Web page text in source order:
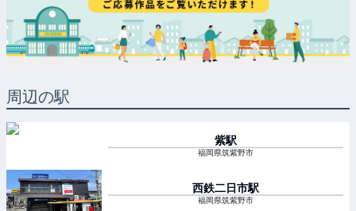
周辺の駅
紫駅
福岡県筑紫野市
西鉄二日市駅
福岡県筑紫野市